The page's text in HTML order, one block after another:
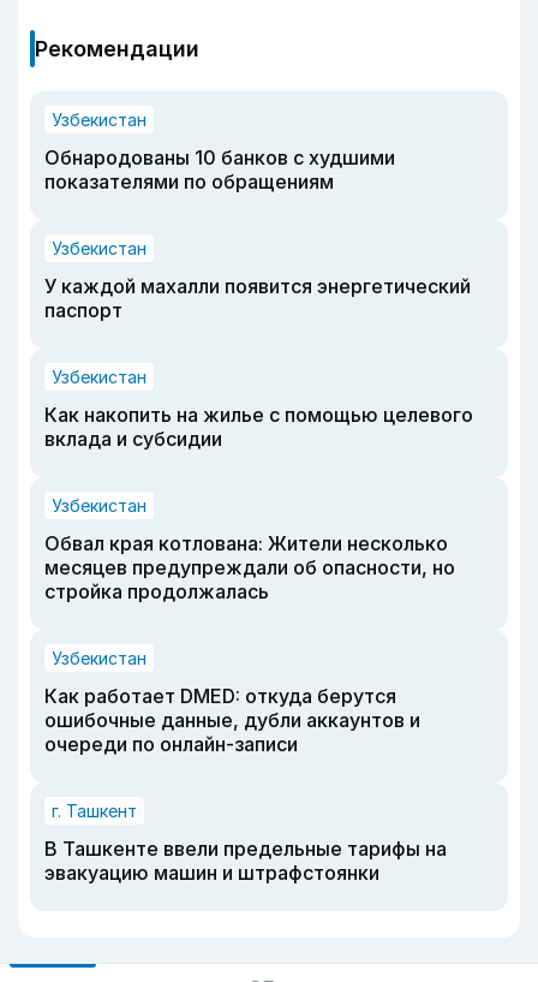
Рекомендации
Узбекистан
Обнародованы 10 банков с худшими
показателями по обращениям
Узбекистан
У каждой махалли появится энергетический
паспорт
Узбекистан
Как накопить на жилье с помощью целевого
вклада и субсидии
Узбекистан
Обвал края котлована: Жители несколько
месяцев предупреждали об опасности, но
стройка продолжалась
Узбекистан
Как работает DMED: откуда берутся
ошибочные данные, дубли аккаунтов и
очереди по онлайн-записи
г. Ташкент
В Ташкенте ввели предельные тарифы на
эвакуацию машин и штрафстоянки